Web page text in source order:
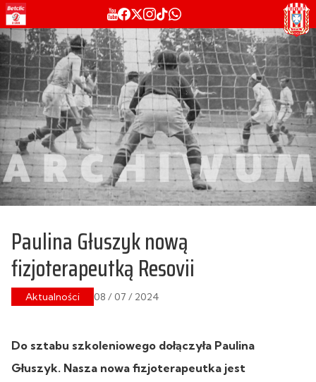
Paulina Głuszyk nową
fizjoterapeutką Resovii
Aktualności 08 / 07 / 2024
Do sztabu szkoleniowego dołączyła Paulina
Głuszyk. Nasza nowa fizjoterapeutka jest